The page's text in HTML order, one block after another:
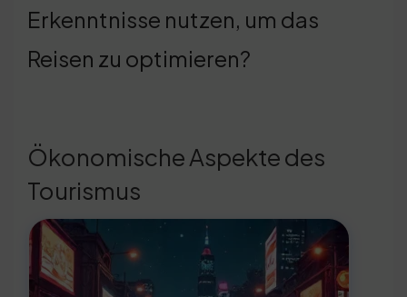
Erkenntnisse nutzen, um das
Reisen zu optimieren?
Ökonomische Aspekte des
Tourismus